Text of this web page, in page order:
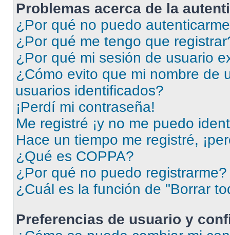
Problemas acerca de la
¿Por qué no puedo
¿Por qué me tengo que
¿Por qué mi sesión de usuario
¿Cómo evito que mi nombre de
usuarios identificados?
¡Perdí mi contraseña!
Me registré ¡y no me puedo
Hace un tiempo me registré,
¿Qué es COPPA?
¿Por qué no puedo registrarme?
¿Cuál es la función de "Borrar
Preferencias de usuario y